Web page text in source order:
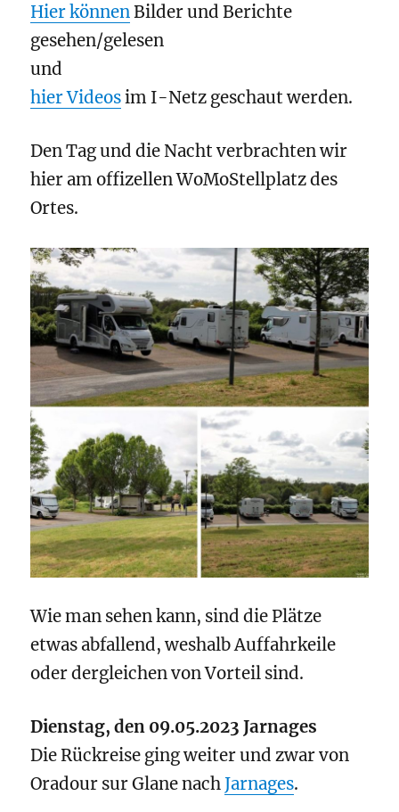
Hier können Bilder und Berichte
gesehen/gelesen
und
hier Videosim I-Netz geschaut werden.
Den Tag und die Nacht verbrachten wir
hier am offizellen WoMoStellplatz des
Ortes.
Wie man sehen kann, sind die Plätze
etwas abfallend, weshalb Auffahrkeile
oder dergleichen von Vorteil sind.
Dienstag, den 09.05.2023 Jarnages
Die Rückreise ging weiter und zwar von
Oradour sur Glane nach Jarnages.